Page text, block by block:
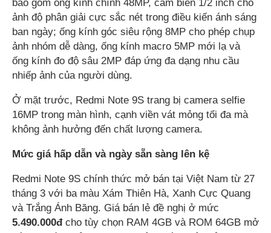
bao gồm ống kính chính 48MP, cảm biến 1/2 inch cho
ảnh độ phân giải cực sắc nét trong điều kiến ánh sáng
ban ngày; ống kính góc siêu rộng 8MP cho phép chụp
ảnh nhóm dễ dàng, ống kính macro 5MP mới lạ và
ống kính đo độ sâu 2MP đáp ứng đa dạng nhu cầu
nhiếp ảnh của người dùng.
Ở mặt trước, Redmi Note 9S trang bị camera selfie
16MP trong màn hình, cạnh viền vát mỏng tối đa mà
không ảnh hưởng đến chất lượng camera.
Mức giá hấp dẫn và ngày sẵn sàng lên kệ
Redmi Note 9S chính thức mở bán tại Việt Nam từ 27
tháng 3 với ba màu Xám Thiên Hà, Xanh Cực Quang
và Trắng Ánh Băng. Giá bán lẻ đề nghị ở mức
5.490.000đcho tùy chọn RAM 4GB và ROM 64GB mở